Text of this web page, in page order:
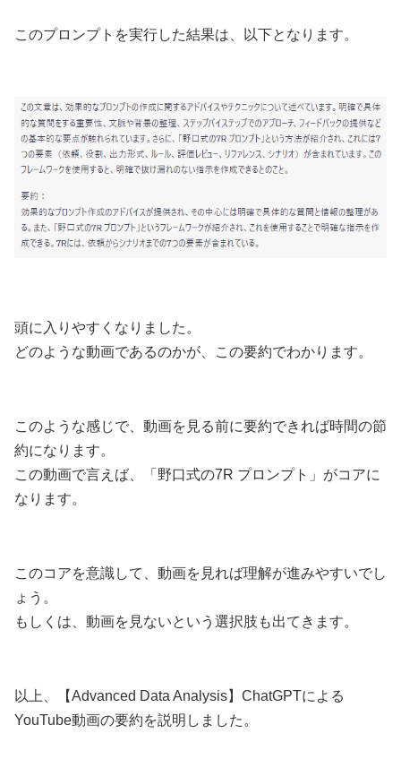
このプロンプトを実行した結果は、以下となります。
頭に入りやすくなりました。
どのような動画であるのかが、この要約でわかります。
このような感じで、動画を見る前に要約できれば時間の節
約になります。
この動画で言えば、「野口式の7R プロンプト」がコアに
なります。
このコアを意識して、動画を見れば理解が進みやすいでし
ょう。
もしくは、動画を見ないという選択肢も出てきます。
以上、【Advanced Data Analysis】ChatGPTによる
YouTube動画の要約を説明しました。